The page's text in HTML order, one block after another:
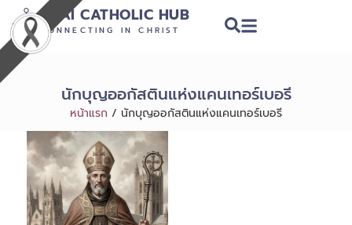
THAI CATHOLIC HUB
CONNECTING IN CHRIST
นักบุญออกัสตินแห่งแคนเทอร์เบอรี
หน้าแรก / นักบุญออกัสตินแห่งแคนเทอร์เบอรี